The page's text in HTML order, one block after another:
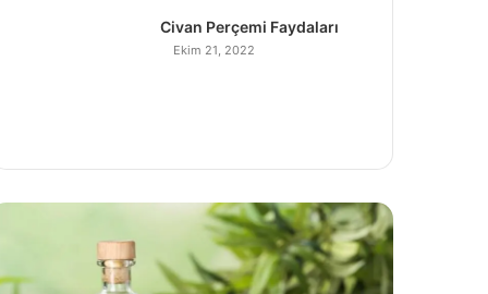
Civan Perçemi Faydaları
Ekim 21, 2022